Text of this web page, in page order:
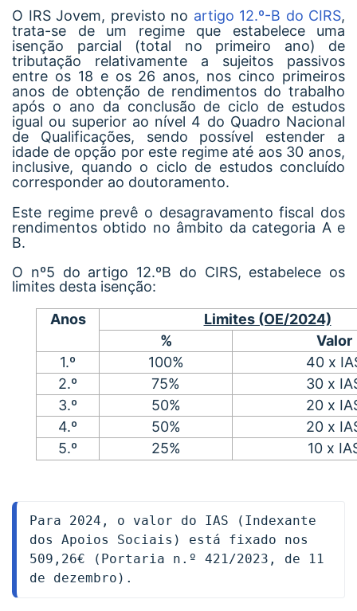
O IRS Jovem, previsto no artigo 12.º-B do CIRS,
trata-se de um regime que estabelece uma
isenção parcial (total no primeiro ano) de
tributação relativamente a sujeitos passivos
entre os 18 e os 26 anos, nos cinco primeiros
anos de obtenção de rendimentos do trabalho
após o ano da conclusão de ciclo de estudos
igual ou superior ao nível 4 do Quadro Nacional
de Qualificações, sendo possível estender a
idade de opção por este regime até aos 30 anos,
inclusive, quando o ciclo de estudos concluído
corresponder ao doutoramento.
Este regime prevê o desagravamento fiscal dos
rendimentos obtido no âmbito da categoria A e
B.
O nº5 do artigo 12.ºB do CIRS, estabelece os
limites desta isenção:
Anos
Limites (OE/2024)
%
Valor
1.º
100%
40 x
2.º
75%
30 x
3.º
50%
20 x
4.º
50%
20 x
5.º
25% 10 x
Para 2024, o valor do IAS (Indexante
dos Apoios Sociais) está fixado nos
509,26€ (Portaria n.º 421/2023, de 11
de dezembro).